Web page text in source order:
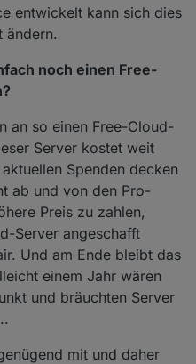
entwickelt kann sich dies
ändern.
noch einen Free-
an so einen Free-Cloud-
Server kostet weit
Spenden decken
ab und von den Pro-
Preis zu zahlen,
Server angeschafft
Und am Ende bleibt das
einem Jahr wären
und bräuchten Server
mit und daher